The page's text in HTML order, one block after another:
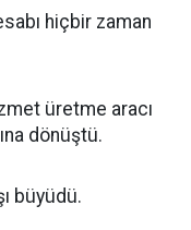
hiçbir zaman
üretme aracı
dönüştü.
büyüdü.